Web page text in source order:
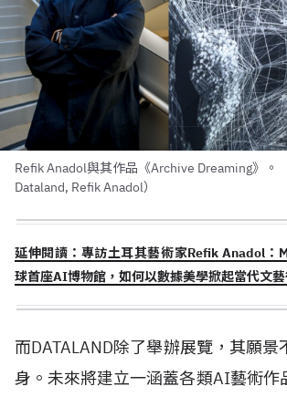
Refik Anadol與其作品《Archive Dreaming》。
Dataland, Refik Anadol）
延伸閱讀：專訪土耳其藝術家Refik Anadol：
球首座AI博物館，如何以數據美學掀起當代文藝
而DATALAND除了舉辦展覽，其願景
身。未來將建立一涵蓋各類AI藝術作